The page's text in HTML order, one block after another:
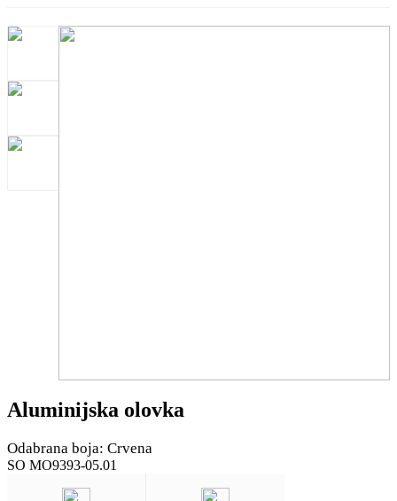
Aluminijska olovka
Odabrana boja: Crvena
SO MO9393-05.01